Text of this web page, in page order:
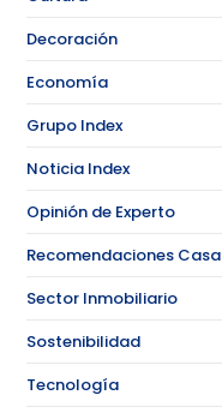
Decoración
Economía
Grupo Index
Noticia Index
Opinión de Experto
Recomendaciones
Sector Inmobiliario
Sostenibilidad
Tecnología